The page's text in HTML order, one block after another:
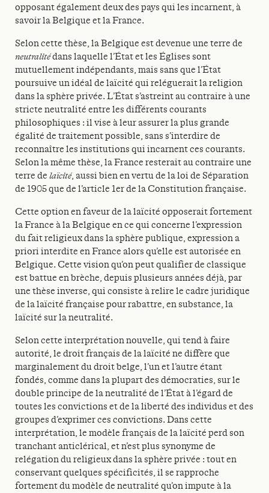
opposant également deux des pays qui les incarnent, à
savoir la Belgique et la France.
Selon cette thèse, la Belgique est devenue une terre de
neutralitédans laquelle l’État et les Églises sont
mutuellement indépendants, mais sans que l’État
poursuive un idéal de laïcité qui reléguerait la religion
dans la sphère privée. L’État s’astreint au contraire à une
stricte neutralité entre les différents courants
philosophiques : il vise à leur assurer la plus grande
égalité de traitement possible, sans s’interdire de
reconnaître les institutions qui incarnent ces courants.
Selon la même thèse, la France resterait au contraire une
terre de laïcité, aussi bien en vertu de la loi de Séparation
de 1905 que de l’article 1er de la Constitution française.
Cette option en faveur de la laïcité opposerait fortement
la France à la Belgique en ce qui concerne l’expression
du fait religieux dans la sphère publique, expression a
priori interdite en France alors qu’elle est autorisée en
Belgique. Cette vision qu’on peut qualifier de classique
est battue en brèche, depuis plusieurs années déjà, par
une thèse inverse, qui consiste à relire le cadre juridique
de la laïcité française pour rabattre, en substance, la
laïcité sur la neutralité.
Selon cette interprétation nouvelle, qui tend à faire
autorité, le droit français de la laïcité ne diffère que
marginalement du droit belge, l’un et l’autre étant
fondés, comme dans la plupart des démocraties, sur le
double principe de la neutralité de l’État à l’égard de
toutes les convictions et de la liberté des individus et des
groupes d’exprimer ces convictions. Dans cette
interprétation, le modèle français de la laïcité perd son
tranchant anticlérical, et n’est plus synonyme de
relégation du religieux dans la sphère privée : tout en
conservant quelques spécificités, il se rapproche
fortement du modèle de neutralité qu’on impute à la